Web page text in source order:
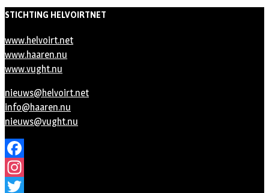
STICHTING HELVOIRTNET
www.helvoirt.net
www.haaren.nu
www.vught.nu
nieuws@helvoirt.net
info@haaren.nu
nieuws@vught.nu
Facebook
Instagram